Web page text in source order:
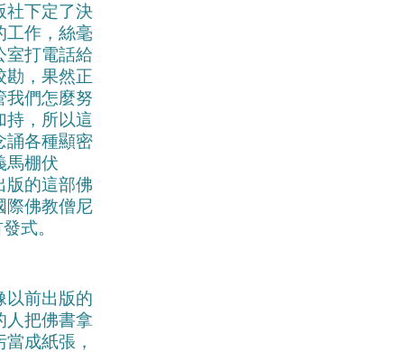
社下定了決
工作，絲毫
室打電話給
勘，果然正
我們怎麼努
持，所以這
誦各種顯密
馬棚伏
版的這部佛
際佛教僧尼
式。
以前出版的
人把佛書拿
成紙張，